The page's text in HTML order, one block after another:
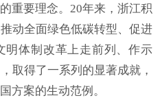
重要理念。20年来，浙江积
动全面绿色低碳转型、促进
明体制改革上走前列、作示
取得了一系列的显著成就，
方案的生动范例。